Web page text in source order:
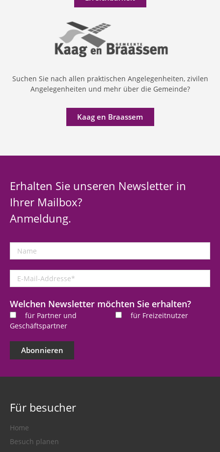
Suchen Sie nach allen praktischen Angelegenheiten, zivilen
Angelegenheiten und mehr über die Gemeinde?
Kaag en Braassem
Erhalten Sie unseren Newsletter in
Ihrer Mailbox?
Anmeldung.
Name
Mail-
*
Welchen Newsletter möchten Sie erhalten?
für Partner und
Geschäftspartner
für Freizeitnutzer
Abonnieren
Für besucher
Home
Besuch planen